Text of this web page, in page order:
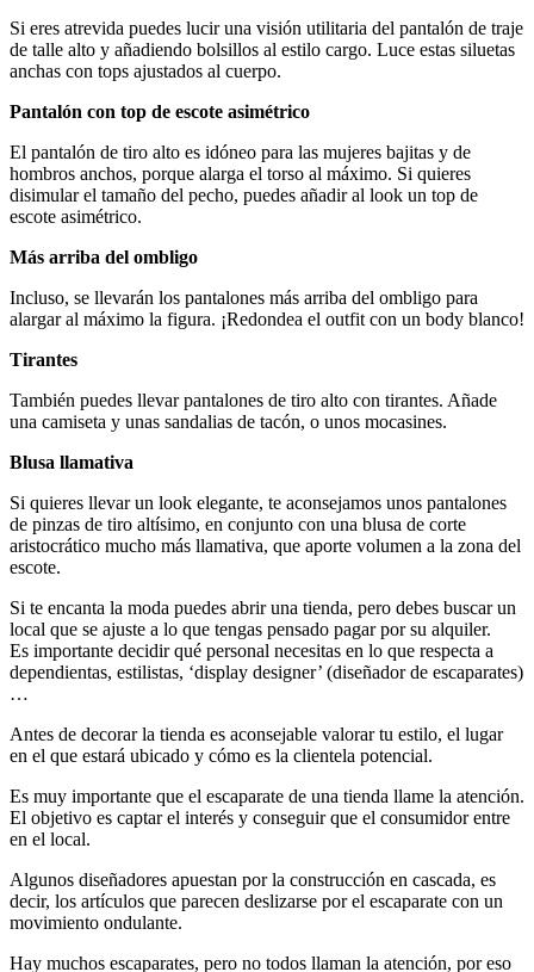
Si eres atrevida puedes lucir una visión utilitaria del pantalón de traje
de talle alto y añadiendo bolsillos al estilo cargo. Luce estas siluetas
anchas con tops ajustados al cuerpo.
Pantalón con top de escote asimétrico
El pantalón de tiro alto es idóneo para las mujeres bajitas y de
hombros anchos, porque alarga el torso al máximo. Si quieres
disimular el tamaño del pecho, puedes añadir al look un top de
escote asimétrico.
Más arriba del ombligo
Incluso, se llevarán los pantalones más arriba del ombligo para
alargar al máximo la figura. ¡Redondea el outfit con un body blanco!
Tirantes
También puedes llevar pantalones de tiro alto con tirantes. Añade
una camiseta y unas sandalias de tacón, o unos mocasines.
Blusa llamativa
Si quieres llevar un look elegante, te aconsejamos unos pantalones
de pinzas de tiro altísimo, en conjunto con una blusa de corte
aristocrático mucho más llamativa, que aporte volumen a la zona del
escote.
Si te encanta la moda puedes abrir una tienda, pero debes buscar un
local que se ajuste a lo que tengas pensado pagar por su alquiler.
Es importante decidir qué personal necesitas en lo que respecta a
dependientas, estilistas, ‘display designer’ (diseñador de escaparates)
…
Antes de decorar la tienda es aconsejable valorar tu estilo, el lugar
en el que estará ubicado y cómo es la clientela potencial.
Es muy importante que el escaparate de una tienda llame la atención.
El objetivo es captar el interés y conseguir que el consumidor entre
en el local.
Algunos diseñadores apuestan por la construcción en cascada, es
decir, los artículos que parecen deslizarse por el escaparate con un
movimiento ondulante.
Hay muchos escaparates, pero no todos llaman la atención, por eso